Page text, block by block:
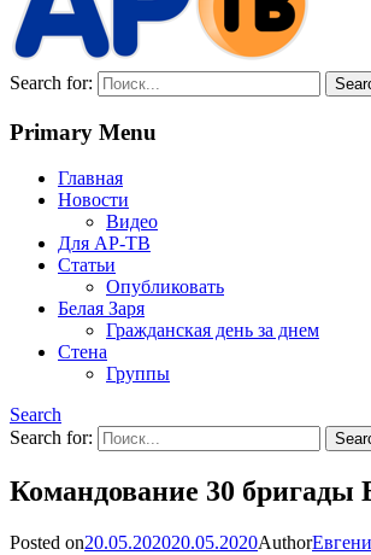
Search for:
Primary Menu
Главная
Новости
Видео
Для АР-ТВ
Статьи
Опубликовать
Белая Заря
Гражданская день за днем
Стена
Группы
Search
Search for:
Командование 30 бригады
Posted on20.05.202020.05.2020Author